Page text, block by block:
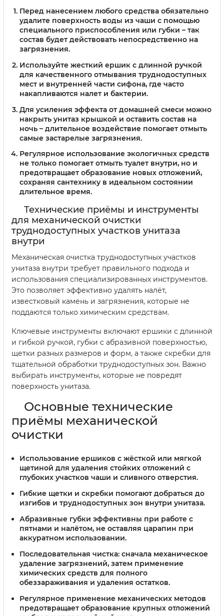
Перед нанесением любого средства обязательно
удалите поверхность воды из чаши с помощью
специального приспособления или губки – так
состав будет действовать непосредственно на
загрязнения.
Используйте жесткий ершик с длинной ручкой
для качественного отмывания труднодоступных
мест и внутренней части сифона, где часто
накапливаются налет и бактерии.
Для усиления эффекта от домашней смеси можно
накрыть унитаз крышкой и оставить состав на
ночь – длительное воздействие помогает отмыть
самые застарелые загрязнения.
Регулярное использование экологичных средств
не только помогает отмыть туалет внутри, но и
предотвращает образование новых отложений,
сохраняя сантехнику в идеальном состоянии
длительное время.
Технические приёмы и инструменты
для механической очистки
труднодоступных участков унитаза
внутри
Механическая очистка труднодоступных участков
унитаза внутри требует правильного подхода и
использования специализированных инструментов.
Это позволяет эффективно удалять налёт,
известковый камень и загрязнения, которые не
поддаются только химическим средствам.
Ключевые инструменты включают ершики с длинной
и гибкой ручкой, губки с абразивной поверхностью,
щетки разных размеров и форм, а также скребки для
тщательной обработки труднодоступных зон. Важно
выбирать инструменты, которые не повредят
поверхность унитаза.
Основные технические
приёмы механической
очистки
Использование ершиков с жёсткой или мягкой
щетиной для удаления стойких отложений с
глубоких участков чаши и сливного отверстия.
Гибкие щетки и скребки помогают добраться до
изгибов и труднодоступных зон внутри унитаза.
Абразивные губки эффективны при работе с
пятнами и налётом, не оставляя царапин при
аккуратном использовании.
Последовательная чистка: сначала механическое
удаление загрязнений, затем применение
химических средств для полного
обеззараживания и удаления остатков.
Регулярное применение механических методов
предотвращает образование крупных отложений